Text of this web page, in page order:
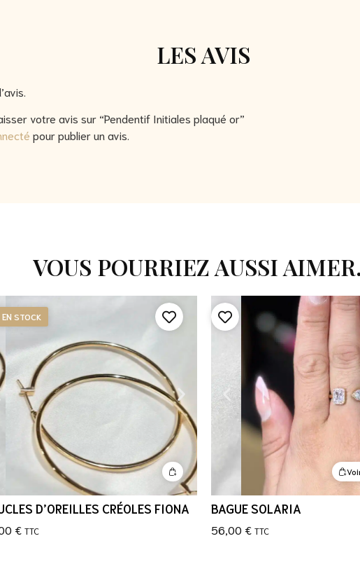
LES AVIS
votre avis sur “Pendentif Initiales plaqué or”
pour publier un avis.
VOUS POURRIEZ AUSSI
EN STOCK
D’OREILLES CRÉOLES FIONA
€ TTC
BAGUE SOLARIA
56,00 € TTC